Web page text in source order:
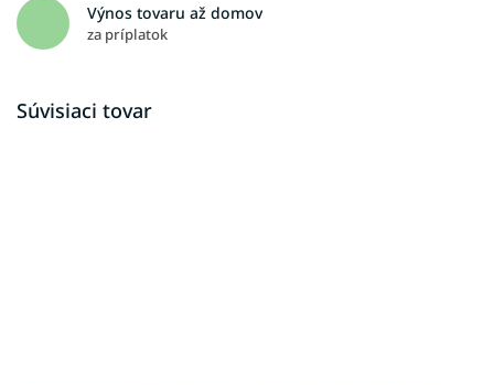
Výnos tovaru až domov
za príplatok
Súvisiaci tovar